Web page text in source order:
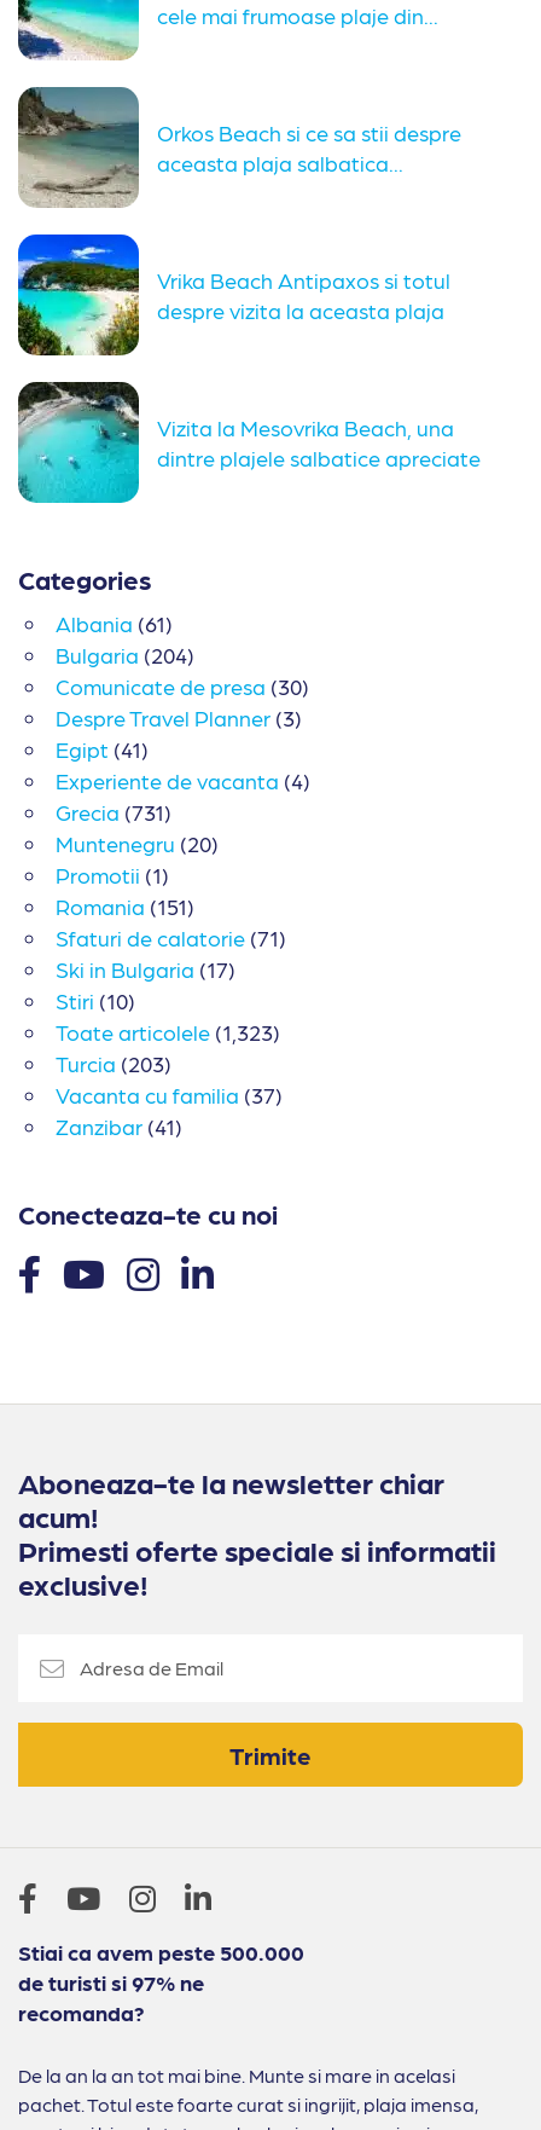
cele mai frumoase plaje din...
Orkos Beach si ce sa stii despre
aceasta plaja salbatica...
Vrika Beach Antipaxos si totul
despre vizita la aceasta plaja
Vizita la Mesovrika Beach, una
dintre plajele salbatice apreciate
Categories
Albania (61)
Bulgaria (204)
Comunicate de presa (30)
Despre Travel Planner (3)
Egipt (41)
Experiente de vacanta (4)
Grecia (731)
Muntenegru (20)
Promotii (1)
Romania (151)
Sfaturi de calatorie (71)
Ski in Bulgaria (17)
Stiri (10)
Toate articolele (1,323)
Turcia (203)
Vacanta cu familia (37)
Zanzibar (41)
Conecteaza-te cu noi
Aboneaza-te la newsletter chiar
acum!
Primesti oferte speciale si informatii
exclusive!
Trimite
Stiai ca avem peste 500.000
de turisti si 97% ne
recomanda?
De la an la an tot mai bine. Munte si mare in acelasi
pachet. Totul este foarte curat si ingrijit, plaja imensa,